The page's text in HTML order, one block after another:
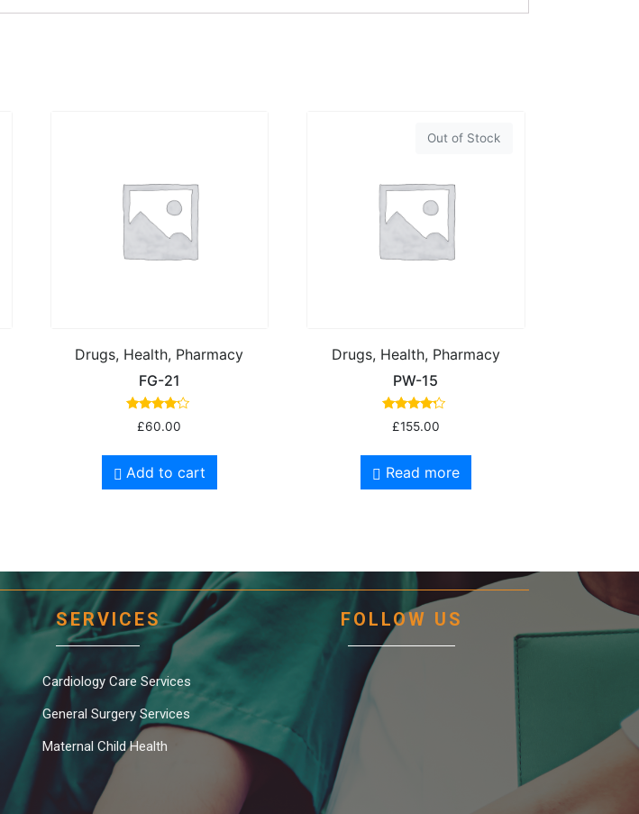
Drugs, Health, Pharmacy
FG-21
Rated
4.00
£60.00
Add to cart
Out of Stock
Drugs, Health, Pharmacy
PW-15
Rated
4.00
£155.00
Read more
SERVICES
Cardiology Care Services
General Surgery Services
Maternal Child Health
FOLLOW US